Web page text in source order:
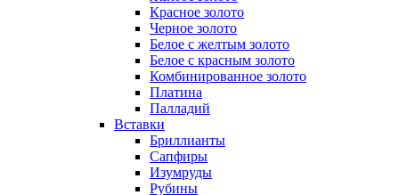
Красное золото
Черное золото
Белое с желтым золото
Белое с красным золото
Комбинированное золото
Платина
Палладий
Вставки
Бриллианты
Сапфиры
Изумруды
Рубины